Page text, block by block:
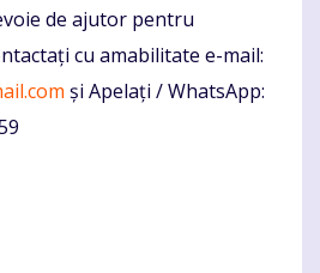
de ajutor pentru
cu amabilitate e-mail:
și Apelați / WhatsApp: